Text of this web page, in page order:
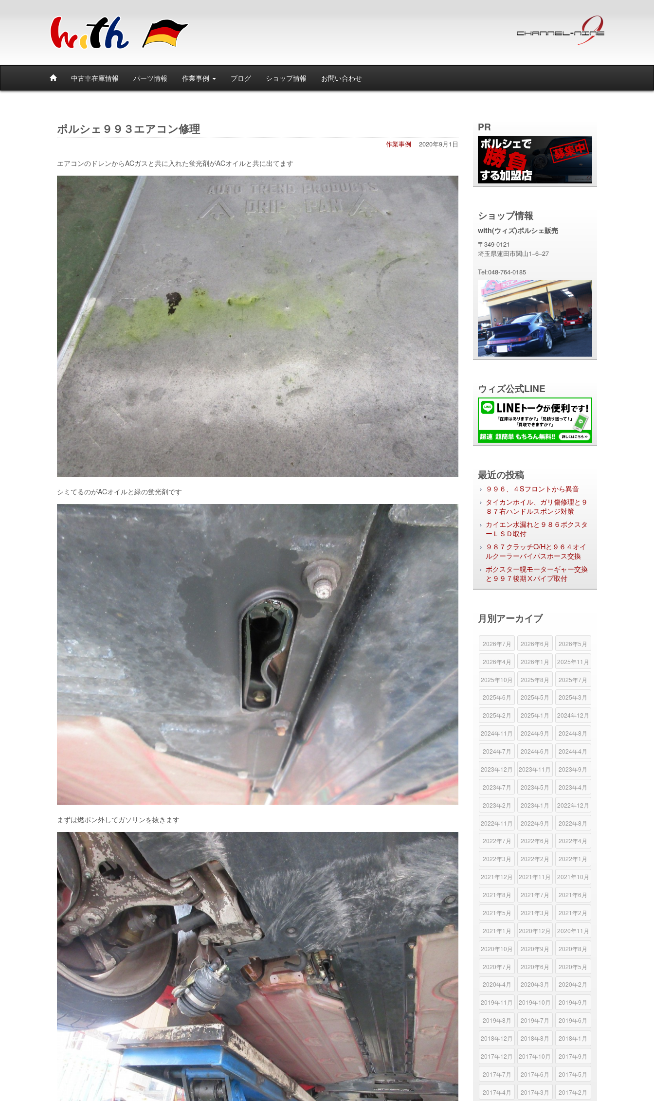
中古車在庫情報 パーツ情報 作業事例 ブログ ショップ情報 お問い合わせ
ポルシェ９９３エアコン修理
2020年9月1日
作業事例
エアコンのドレンからACガスと共に入れた蛍光剤がACオイルと共に出てます
シミてるのがACオイルと緑の蛍光剤です
まずは燃ポン外してガソリンを抜きます
PR
ショップ情報
with(ウィズ)ポルシェ販売
〒349-0121
埼玉県蓮田市関山1−6−27
Tel:048-764-0185
ウィズ公式LINE
最近の投稿
９９６、４Sフロントから異音
タイカンホイル、ガリ傷修理と９
８７右ハンドルスポンジ対策
カイエン水漏れと９８６ボクスタ
ーＬＳＤ取付
９８７クラッチO/Hと９６４オイ
ルクーラーバイパスホース交換
ボクスター幌モーターギャー交換
と９９７後期Ⅹパイプ取付
月別アーカイブ
2026年7月 2026年6月 2026年5月
2026年4月 2026年1月 2025年11月
2025年10月 2025年8月 2025年7月
2025年6月 2025年5月 2025年3月
2025年2月 2025年1月 2024年12月
2024年11月 2024年9月 2024年8月
2024年7月 2024年6月 2024年4月
2023年12月 2023年11月 2023年9月
2023年7月 2023年5月 2023年4月
2023年2月 2023年1月 2022年12月
2022年11月 2022年9月 2022年8月
2022年7月 2022年6月 2022年4月
2022年3月 2022年2月 2022年1月
2021年12月 2021年11月 2021年10月
2021年8月 2021年7月 2021年6月
2021年5月 2021年3月 2021年2月
2021年1月 2020年12月 2020年11月
2020年10月 2020年9月 2020年8月
2020年7月 2020年6月 2020年5月
2020年4月 2020年3月 2020年2月
2019年11月 2019年10月 2019年9月
2019年8月 2019年7月 2019年6月
2018年12月 2018年8月 2018年1月
2017年12月 2017年10月 2017年9月
2017年7月 2017年6月 2017年5月
2017年4月 2017年3月 2017年2月